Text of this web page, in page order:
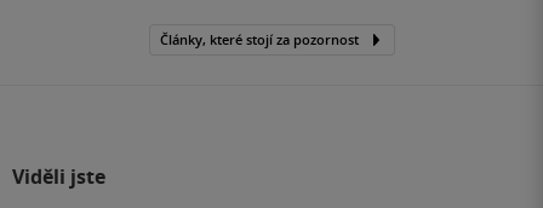
Články, které stojí za pozornost
Viděli jste